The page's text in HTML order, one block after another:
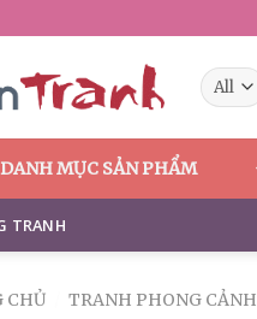
DANH MỤC SẢN PHẨM
TRANH
CHỦ TRANH PHONG CẢNH